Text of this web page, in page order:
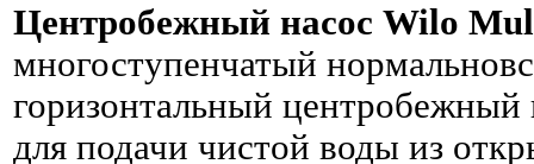
Центробежный насос Wilo
многоступенчатый
горизонтальный центробежный
для подачи чистой воды из